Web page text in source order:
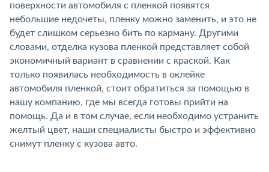
поверхности автомобиля с пленкой появятся
небольшие недочеты, пленку можно заменить, и это не
будет слишком серьезно бить по карману. Другими
словами, отделка кузова пленкой представляет собой
экономичный вариант в сравнении с краской. Как
только появилась необходимость в оклейке
автомобиля пленкой, стоит обратиться за помощью в
нашу компанию, где мы всегда готовы прийти на
помощь. Да и в том случае, если необходимо устранить
желтый цвет, наши специалисты быстро и эффективно
снимут пленку с кузова авто.